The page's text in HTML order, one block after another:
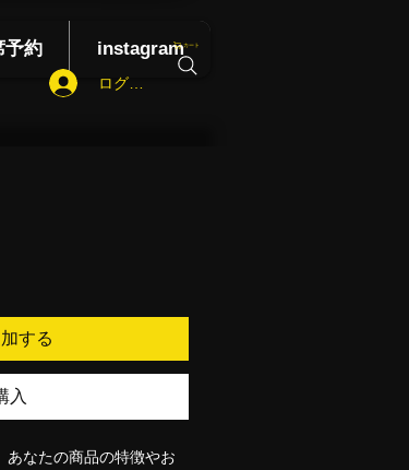
予約 instagramカート
ログイン
する
入
あなたの商品の特徴やお